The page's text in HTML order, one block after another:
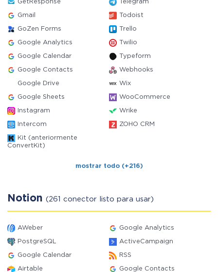
GetResponse Telegram
Gmail Todoist
GoZen Forms Trello
Google Analytics Twilio
Google Calendar Typeform
Google Contacts Webhooks
Google Drive Wix
Google Sheets WooCommerce
Instagram Wrike
Intercom ZOHO CRM
Kit (anteriormente
ConvertKit)
mostrar todo (+216)
Notion (261 conector listo para usar)
AWeber Google Analytics
PostgreSQL ActiveCampaign
Google Calendar RSS
Airtable Google Contacts